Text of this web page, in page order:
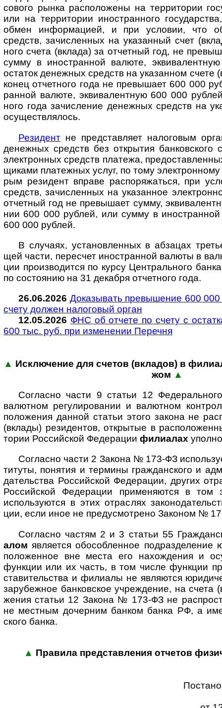
со­вого рынка рас­по­ло­жены на тер­ри­то­рии
или на тер­ри­то­рии ино­ст­ран­ного
обмен инфор­ма­цией, и при усло­вии, что
средств, зачис­лен­ных на ука­зан­ный счет
ного счета (вклада) за отчет­ный год, не
сумму в ино­ст­ран­ной валюте,
оста­ток денеж­ных средств на указан­ном счете
конец отчет­ного года не превы­шает 600 000
ран­ной валюте, экви­ва­лент­ную 600 000
ного года зачи­сле­ние денеж­ных средств на
осу­щест­вля­лось.
Резидент не представляет налого­вым
денеж­ных средств без откры­тия бан­ков­ского
эле­кт­рон­ных средств пла­тежа,
щи­ками пла­теж­ных услуг, по тому
рым рези­дент вправе рас­по­ря­жа­ться, при
средств, зачи­слен­ных на ука­зан­ное
отчет­ный год не пре­вы­шает сумму,
нии 600 000 руб­лей, или сумму в
600 000 руб­лей.
В случаях, установленных в абзацах
щей части, пере­счет ино­ст­ран­ной валюты в
ции про­из­во­ди­тся по курсу Цент­раль­ного
по состо­я­нию на 31 дека­бря отчет­ного года.
26.06.2026 Доказывать превышение 600
счету дол­жен нало­го­вый орган
12.05.2026 ФНС об отчете по счету с
600 тыс. руб. при изме­не­нии Пере­чня
▲ Исключение для счетов (вкладов) в
жом ▲
Согласно части 9 статьи 12
валют­ном регу­ли­ро­ва­нии и валют­ном
поло­же­ния дан­ной ста­тьи этого закона не
(вкла­ды) рези­ден­тов, откры­тые в
то­рии Рос­сий­ской Феде­ра­ции фили­а­лах
Согласно части 2 Закона № 173-ФЗ
ти­туты, поня­тия и тер­ми­ны граж­дан­ского и
да­тель­ства Рос­сий­ской Феде­рации, дру­гих
Рос­сий­ской Феде­ра­ции при­ме­ня­ются в том
исполь­зу­ются в этих отра­с­лях
ции, если иное не пре­ду­смот­рено Зако­ном №
Согласно частям 2 и 3 статьи 55
алом явля­ется обо­соб­лен­ное под­раз­де­ле­ние
по­ло­жен­ное вне места его нахож­де­ния и
функ­ции или их часть, в том числе функ­ции
ста­ви­тель­ства и фили­алы не явля­ются
зару­беж­ное бан­ков­ское учреж­де­ние, на счета
же­ния ста­тьи 12 Закона № 173-ФЗ не
не мест­ным дочер­ним бан­ком банка РФ, а
ского банка.
▲ Правила представления отчетов